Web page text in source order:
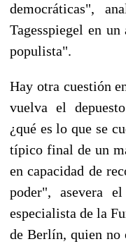
democráticas",
Tagesspiegel en
populista".
Hay otra cuestión
vuelva el
¿qué es lo que se
típico final de un
en capacidad de
poder", asevera
especialista de la
de Berlín, quien no